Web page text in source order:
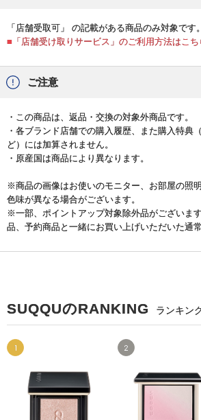
「店舗受取可」 の記載がある商品のみ対象です。
■「店舗受け取りサービス」のご利用方法はこち
ご注意
・この商品は、返品・交換の対象外商品です。
・各ブランド店舗での購入履歴、また購入特典
ど）には加算されません。
・原産国は商品により異なります。
※商品の画像はお使いのモニター、お部屋の照
色味が異なる場合がございます。
※一部、ポイントアップ対象除外品がございま
品、予約商品と一緒にお買い上げいただいた通
SUQQUのRANKING ランキン
1 2